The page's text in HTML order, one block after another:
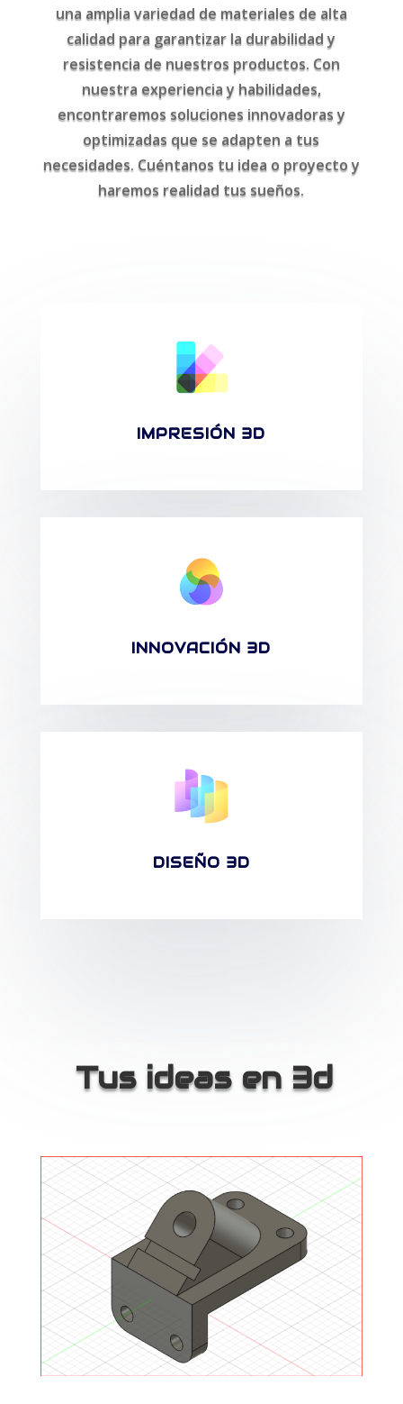
una amplia variedad de materiales de alta
calidad para garantizar la durabilidad y
resistencia de nuestros productos. Con
nuestra experiencia y habilidades,
encontraremos soluciones innovadoras y
optimizadas que se adapten a tus
necesidades. Cuéntanos tu idea o proyecto y
haremos realidad tus sueños.
IMPRESIÓN 3D
INNOVACIÓN 3D
DISEÑO 3D
Tus ideas en 3d